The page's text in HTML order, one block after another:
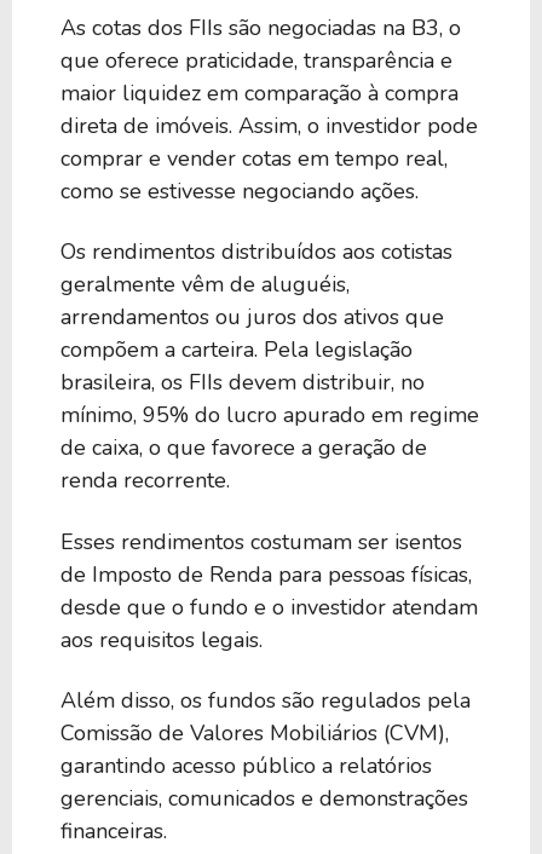
As cotas dos FIIs são negociadas na B3, o
que oferece praticidade, transparência e
maior liquidez em comparação à compra
direta de imóveis. Assim, o investidor pode
comprar e vender cotas em tempo real,
como se estivesse negociando ações.
Os rendimentos distribuídos aos cotistas
geralmente vêm de aluguéis,
arrendamentos ou juros dos ativos que
compõem a carteira. Pela legislação
brasileira, os FIIs devem distribuir, no
mínimo, 95% do lucro apurado em regime
de caixa, o que favorece a geração de
renda recorrente.
Esses rendimentos costumam ser isentos
de Imposto de Renda para pessoas físicas,
desde que o fundo e o investidor atendam
aos requisitos legais.
Além disso, os fundos são regulados pela
Comissão de Valores Mobiliários (CVM),
garantindo acesso público a relatórios
gerenciais, comunicados e demonstrações
financeiras.